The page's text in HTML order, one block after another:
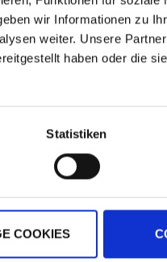
wir Informationen zu
weiter. Unsere
haben oder die
Statistiken
COOKIES